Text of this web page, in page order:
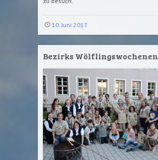
10. Juni 2017
Bezirks